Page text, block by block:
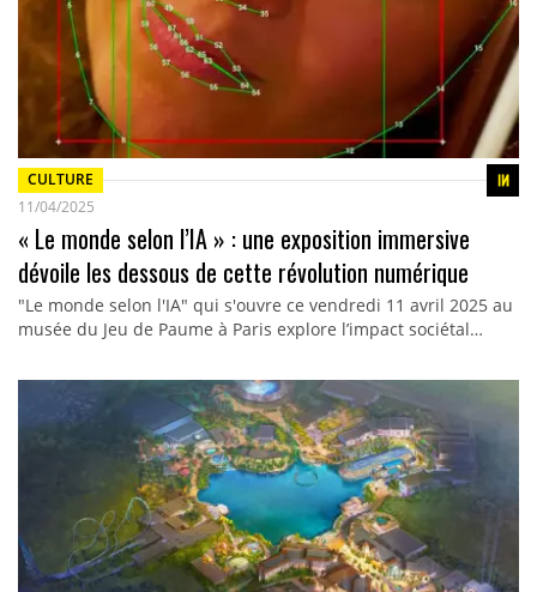
CULTURE
11/04/2025
« Le monde selon l’IA » : une exposition immersive
dévoile les dessous de cette révolution numérique
"Le monde selon l'IA" qui s'ouvre ce vendredi 11 avril 2025 au
musée du Jeu de Paume à Paris explore l’impact sociétal…